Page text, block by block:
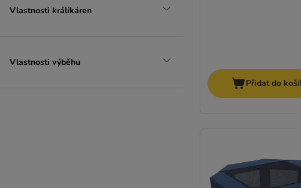
Vlastnosti králíkáren
Vlastnosti výběhu
Přidat do